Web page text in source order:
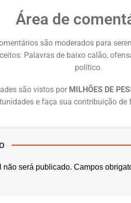
Área de
são moderados para
Palavras de baixo calão,
político.
são vistos por MILHÕES DE
e faça sua contribuição de
não será publicado. Campos